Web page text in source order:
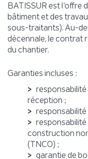
BATISSUR est l’offre
bâtiment et des
sous-traitants). Au-
décennale, le contrat
du chantier.
Garanties incluses :
responsabilité
réception ;
responsabilité
construction
(TNCO) ;
garantie de